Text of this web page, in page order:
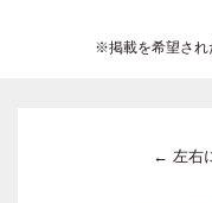
※掲載を希望され
← 左右